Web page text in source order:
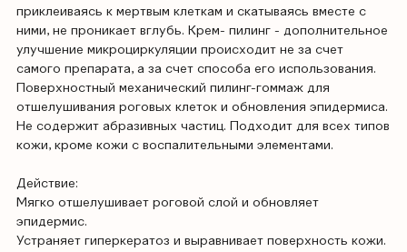
приклеиваясь к мертвым клеткам и скатываясь вместе с
ними, не проникает вглубь. Крем- пилинг - дополнительное
улучшение микроциркуляции происходит не за счет
самого препарата, а за счет способа его использования.
Поверхностный механический пилинг-гоммаж для
отшелушивания роговых клеток и обновления эпидермиса.
Не содержит абразивных частиц. Подходит для всех типов
кожи, кроме кожи с воспалительными элементами.
Действие:
Мягко отшелушивает роговой слой и обновляет
эпидермис.
Устраняет гиперкератоз и выравнивает поверхность кожи.